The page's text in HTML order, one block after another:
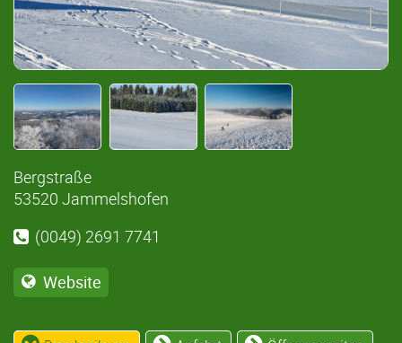
Bergstraße
53520 Jammelshofen
(0049) 2691 7741
Website